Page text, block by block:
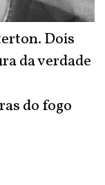
Dois
da verdade
do fogo